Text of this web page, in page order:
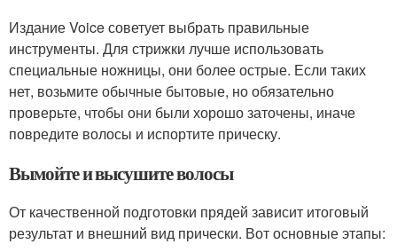
Издание Voice советует выбрать правильные
инструменты. Для стрижки лучше использовать
специальные ножницы, они более острые. Если таких
нет, возьмите обычные бытовые, но обязательно
проверьте, чтобы они были хорошо заточены, иначе
повредите волосы и испортите прическу.
Вымойте и высушите волосы
От качественной подготовки прядей зависит итоговый
результат и внешний вид прически. Вот основные этапы: